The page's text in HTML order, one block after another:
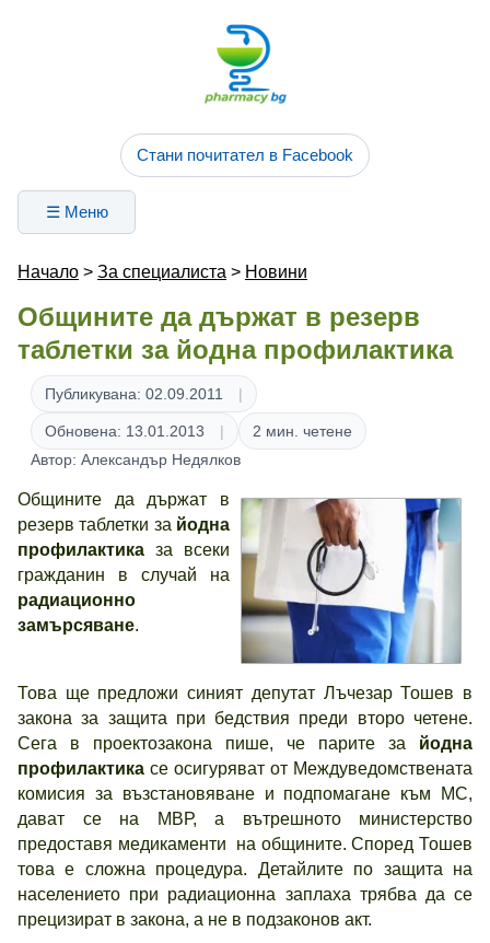
Стани почитател в Facebook
☰ Меню
Начало > За специалиста > Новини
Общините да държат в резерв
таблетки за йодна профилактика
Публикувана: 02.09.2011
Обновена: 13.01.2013
2 мин. четене
Автор: Александър Недялков
Общините да държат в
резерв таблетки за йодна
профилактика за всеки
гражданин в случай на
радиационно
замърсяване.
Това ще предложи синият депутат Лъчезар Тошев в
закона за защита при бедствия преди второ четене.
Сега в проектозакона пише, че парите за йодна
профилактика се осигуряват от Междуведомствената
комисия за възстановяване и подпомагане към МС,
дават се на МВР, а вътрешното министерство
предоставя медикаменти на общините. Според Тошев
това е сложна процедура. Детайлите по защита на
населението при радиационна заплаха трябва да се
прецизират в закона, а не в подзаконов акт.